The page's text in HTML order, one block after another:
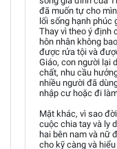
đã muốn tự cho
lối sống hạnh phúc
Thay vì theo ý định
hôn nhân không
được rửa tội và
Giáo, con người lại
chất, nhu cầu
nhiều người đã
nhập cư hoặc đi
Mặt khác, vì sao
cuộc chia tay và ly
hai bên nam và nữ
cho kỹ càng và